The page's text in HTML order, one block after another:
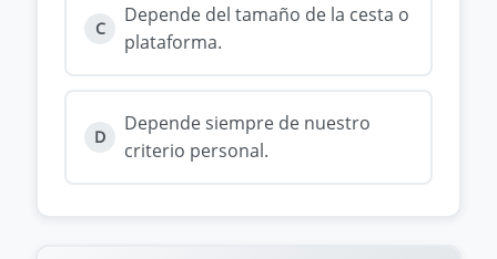
C
Depende del tamaño de la cesta o
plataforma.
D
Depende siempre de nuestro
criterio personal.